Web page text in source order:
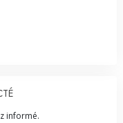
informé.